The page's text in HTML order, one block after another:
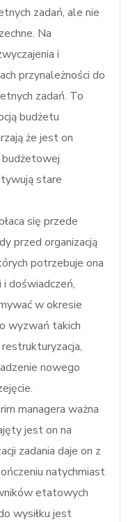
zadań, ale nie
Na
i
przynależności do
zadań. To
budżetu
że jest on
stare
się przede
przed organizacją
potrzebuje ona
doświadczeń,
w okresie
wyzwań takich
nowego
managera ważna
jest on na
zadania daje on z
natychmiast
etatowych
wysiłku jest